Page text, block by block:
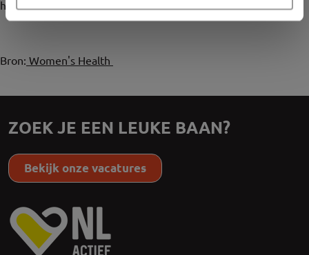
huisarts te gaan.
Bron: Women's Health
ZOEK JE EEN LEUKE BAAN?
Bekijk onze vacatures